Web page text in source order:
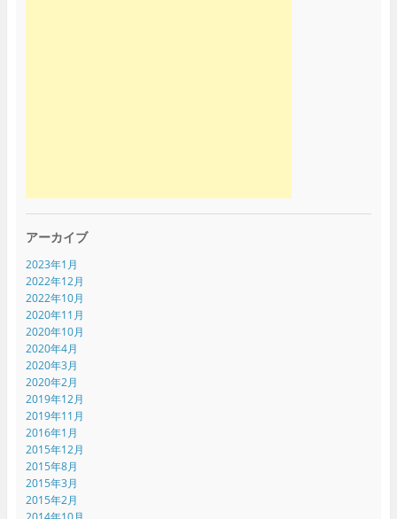
アーカイブ
2023年1月
2022年12月
2022年10月
2020年11月
2020年10月
2020年4月
2020年3月
2020年2月
2019年12月
2019年11月
2016年1月
2015年12月
2015年8月
2015年3月
2015年2月